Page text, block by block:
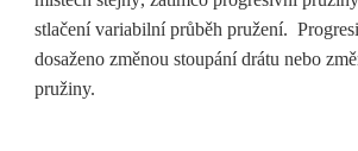
stlačení variabilní průběh pružení.
dosaženo změnou stoupání drátu nebo
pružiny.